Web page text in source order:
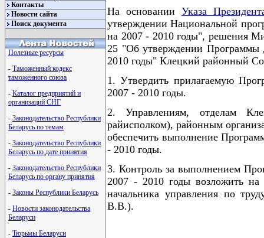
Контакты
Новости сайта
Поиск документа
Полезные ресурсы
- Таможенный кодекс
таможенного союза
- Каталог предприятий и
организаций СНГ
- Законодательство Республики
Беларусь по темам
- Законодательство Республики
Беларусь по дате принятия
- Законодательство Республики
Беларусь по органу принятия
- Законы Республики Беларусь
- Новости законодательства
Беларуси
- Тюрьмы Беларуси
На основании Указа
утверждении Национальной
на 2007 - 2010 годы", решения
25 "Об утверждении Программы
2010 годы" Клецкий районный
1. Утвердить прилагаемую
2007 - 2010 годы.
2. Управлениям, отделам
райисполком), районным
обеспечить выполнение
- 2010 годы.
3. Контроль за выполнением
2007 - 2010 годы возложить на
начальника управления по
В.В.).